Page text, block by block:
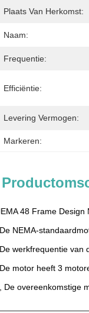
Plaats Van Herkomst:
Naam:
Frequentie:
Efficiëntie:
Levering Vermogen:
Markeren:
48 Frame
NEMA-
werkfrequentie van
motor heeft 3
De overeenkomstige